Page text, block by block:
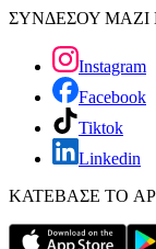
ΣΥΝΔΕΣΟΥ ΜΑΖΙ
Instagram
Facebook
Tiktok
Linkedin
ΚΑΤΕΒΑΣΕ ΤΟ